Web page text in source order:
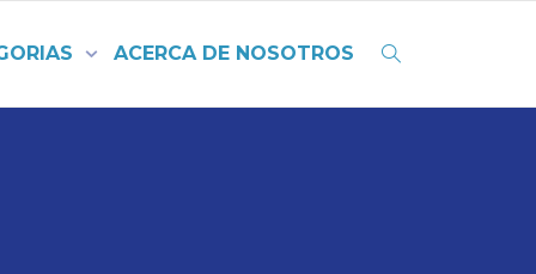
ACERCA DE NOSOTROS